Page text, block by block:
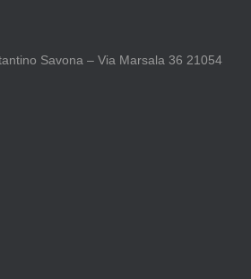
Savona – Via Marsala 36 21054